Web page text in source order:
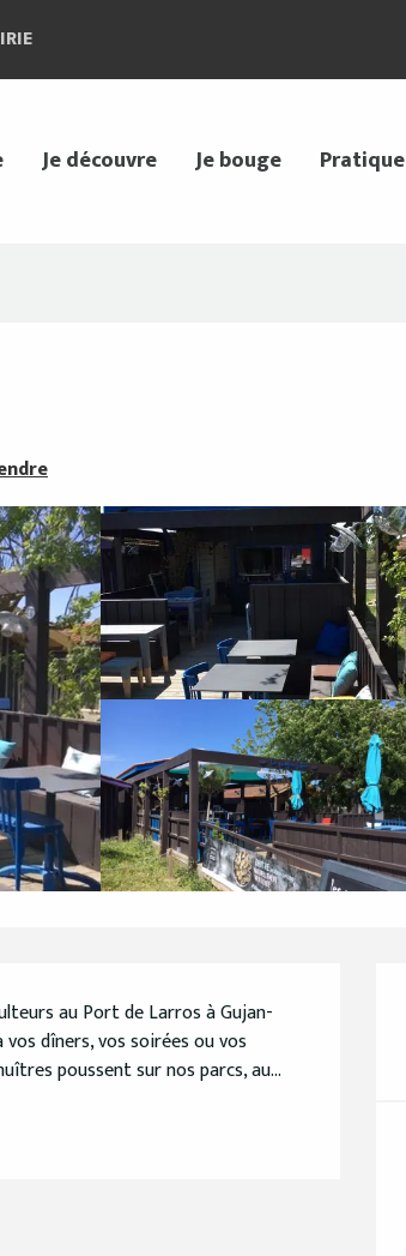
Je découvre Je bouge Pratique
au Port de Larros à Gujan-
dîners, vos soirées ou vos
poussent sur nos parcs, au...